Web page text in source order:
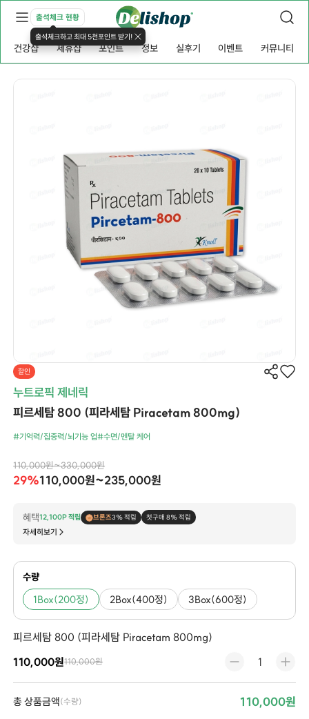
출석체크 현황
출석체크하고 최대 5천포인트 받기!
건강샵 제휴샵 포인트 정보 실후기 이벤트 커뮤니티
할인
누트로픽 제네릭
피르세탐 800 (피라세탐 Piracetam 800mg)
#기억력/집중력/뇌기능 업#수면/멘탈 케어
110,000원~330,000원
29%110,000원~235,000원
혜택12,100P 적립 브론즈3% 적립 첫구매 8% 적립
자세히보기
수량
1Box(200정) 2Box(400정) 3Box(600정)
피르세탐 800 (피라세탐 Piracetam 800mg)
110,000원110,000원
총 상품금액(수량) 110,000원